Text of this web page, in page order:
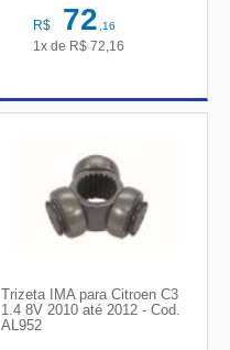
R$ 72,16
1x de R$ 72,16
Trizeta IMA para Citroen C3
1.4 8V 2010 até 2012 - Cod.
AL952